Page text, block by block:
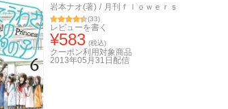
岩本ナオ(著) / 月刊ｆｌｏｗｅｒｓ
(33)
レビューを書く
¥583 (税込)
クーポン利用対象商品
2013年05月31日 配信